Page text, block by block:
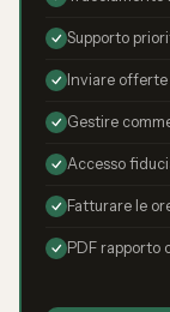
Supporto
Inviare
Gestire
Accesso
Fatturare le
PDF rapporto